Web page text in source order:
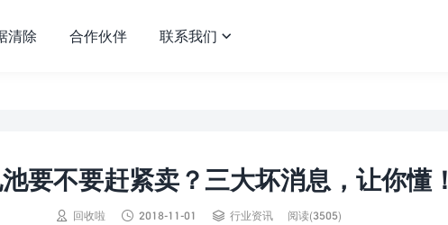
清除 合作伙伴 联系我们 
要不要赶紧卖？三大坏消息，让你懂！
 回收啦  2018-11-01  行业资讯 阅读(3505)